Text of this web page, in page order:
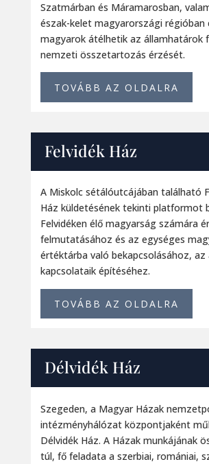
Szatmárban és Máramarosban,
észak-kelet magyarországi régióban
magyarok átélhetik az államhatárok
nemzeti összetartozás érzését.
TOVÁBB AZ OLDALRA
Felvidék Ház
A Miskolc sétálóutcájában található
Házküldetésének tekinti platformot
Felvidéken élő magyarság számára
felmutatásához és az egységes
értéktárba való bekapcsolásához, az
kapcsolataik építéséhez.
TOVÁBB AZ OLDALRA
Délvidék Ház
Szegeden, a Magyar Házak
intézményhálózat központjaként
Délvidék Ház. A Házak munkájának
túl, fő feladata a szerbiai, romániai,